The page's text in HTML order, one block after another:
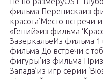
фильма Перепискаиз
красота’Место встречи
«Гений»из фильма
ЗазеркальеИз фильма
фильма До встречи с
фигуры’из фильма
Запада’из игр серии